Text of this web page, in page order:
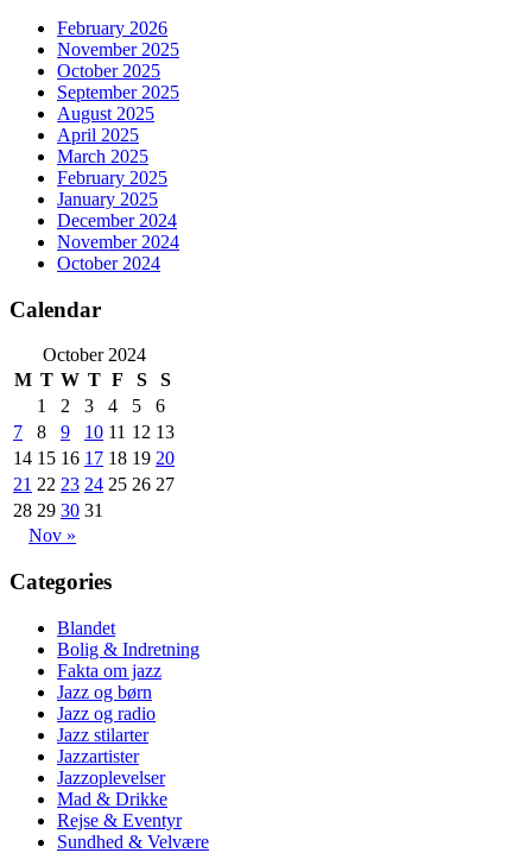
February 2026
November 2025
October 2025
September 2025
August 2025
April 2025
March 2025
February 2025
January 2025
December 2024
November 2024
October 2024
Calendar
October 2024
M T W T F S
S
1
2 3 4 5
6
7
8 9 10 11 12 13
14 15 16 17 18 19 20
21 22 23 24 25 26 27
28 29 30 31
Nov »
Categories
Blandet
Bolig & Indretning
Fakta om jazz
Jazz og børn
Jazz og radio
Jazz stilarter
Jazzartister
Jazzoplevelser
Mad & Drikke
Rejse & Eventyr
Sundhed & Velvære